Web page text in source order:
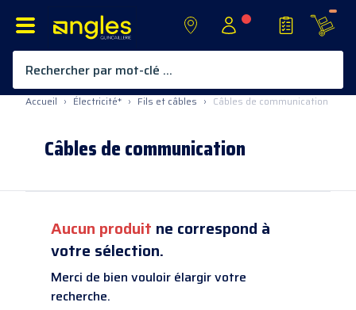
Rechercher par mot-clé ...
Allez au contenu
Accueil › Électricité* › Fils et câbles › Câbles de communication
Câbles de communication
Aucun produit ne correspond à
votre sélection.
Merci de bien vouloir élargir votre
recherche.